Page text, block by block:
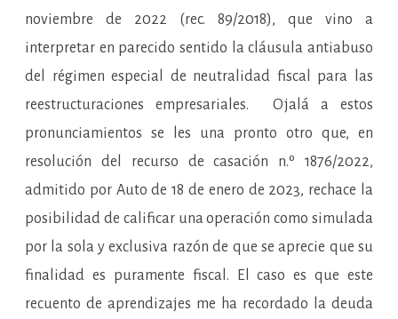
noviembre de 2022 (rec. 89/2018), que vino a
interpretar en parecido sentido la cláusula antiabuso
del régimen especial de neutralidad fiscal para las
reestructuraciones empresariales. Ojalá a estos
pronunciamientos se les una pronto otro que, en
resolución del recurso de casación n.º 1876/2022,
admitido por Auto de 18 de enero de 2023, rechace la
posibilidad de calificar una operación como simulada
por la sola y exclusiva razón de que se aprecie que su
finalidad es puramente fiscal. El caso es que este
recuento de aprendizajes me ha recordado la deuda